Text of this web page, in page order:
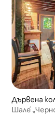
Дървена
Шале́